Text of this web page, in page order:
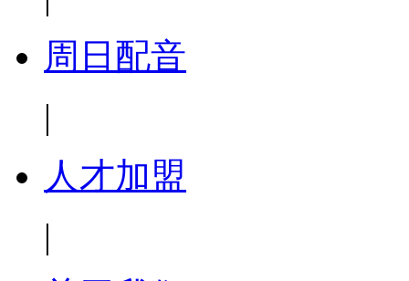
周日配音
|
人才加盟
|